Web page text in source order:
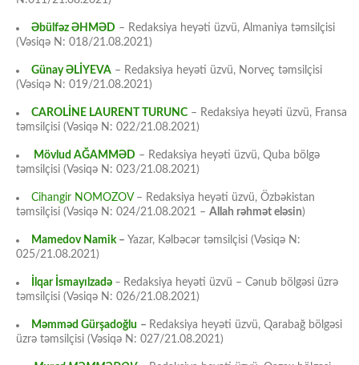
Əbülfəz ƏHMƏD – Redaksiya heyəti üzvü, Almaniya təmsilçisi
(Vəsiqə N: 018/21.08.2021)
Günay ƏLİYEVA – Redaksiya heyəti üzvü, Norveç təmsilçisi
(Vəsiqə N: 019/21.08.2021)
CAROLİNE LAURENT TURUNC – Redaksiya heyəti üzvü, Fransa
təmsilçisi (Vəsiqə N: 022/21.08.2021)
Mövlud AĞAMMƏD – Redaksiya heyəti üzvü, Quba bölgə
təmsilçisi (Vəsiqə N: 023/21.08.2021)
Cihangir NOMOZOV– Redaksiya heyəti üzvü, Özbəkistan
təmsilçisi (Vəsiqə N: 024/21.08.2021 – Allah rəhmət eləsin)
Mamedov Namik– Yazar, Kəlbəcər təmsilçisi (Vəsiqə N:
025/21.08.2021)
İlqar İsmayılzadə – Redaksiya heyəti üzvü – Cənub bölgəsi üzrə
təmsilçisi (Vəsiqə N: 026/21.08.2021)
Məmməd Gürşadoğlu – Redaksiya heyəti üzvü, Qarabağ bölgəsi
üzrə təmsilçisi (Vəsiqə N: 027/21.08.2021)